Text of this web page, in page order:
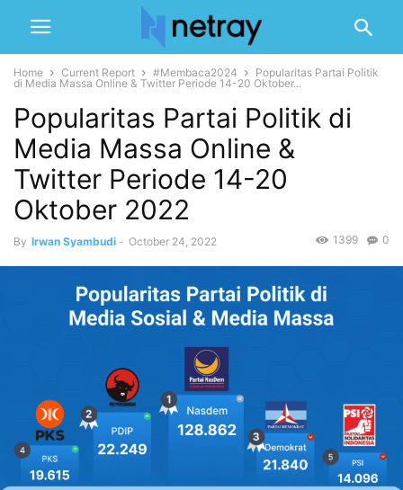
Home Current Report #Membaca2024
Popularitas Partai Politik
di Media Massa Online & Twitter Periode 14-20 Oktober...
Popularitas Partai Politik di
Media Massa Online &
Twitter Periode 14-20
Oktober 2022
By Irwan Syambudi - October 24, 2022 0
1399